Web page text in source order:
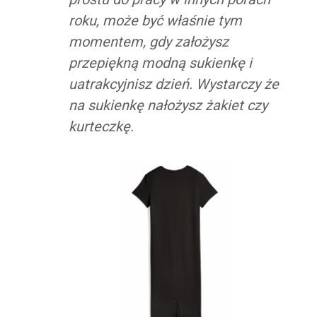
roku, może być właśnie tym
momentem, gdy założysz
przepiękną modną sukienkę i
uatrakcyjnisz dzień. Wystarczy że
na sukienkę nałożysz żakiet czy
kurteczkę.